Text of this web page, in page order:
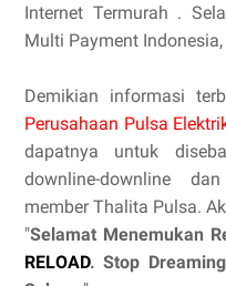
Internet Termurah .
Multi Payment Indonesia,
Demikian informasi
Perusahaan Pulsa
dapatnya untuk
downline-downline
member Thalita Pulsa.
"Selamat Menemukan
RELOAD. Stop